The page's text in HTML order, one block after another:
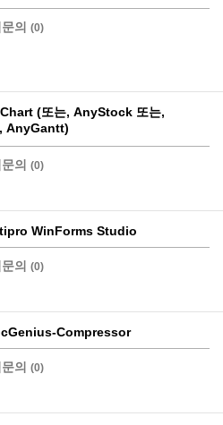
의 (0)
(또는, AnyStock 또는,
AnyGantt)
의 (0)
WinForms Studio
의 (0)
Compressor
의 (0)